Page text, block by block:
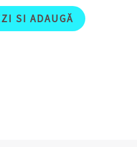
SI ADAUGĂ